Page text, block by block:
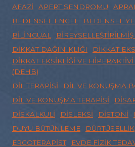
AFAZI APERT SENDROMU
BEDENSEL ENGEL
BEDENSEL
BILINGUAL
DIKKAT DAĞINIKLIĞI
DIKKAT
DIKKAT EKSIKLIĞI VE
(DEHB)
DIL TERAPISI
DIL VE KONUŞMA
DIL VE KONUŞMA TERAPISI
DISKALKULI
DISLEKSI DISTONI
DUYU BÜTÜNLEME
DÜRTÜSELLIK
ERGOTERAPIST
EVDE FIZIK